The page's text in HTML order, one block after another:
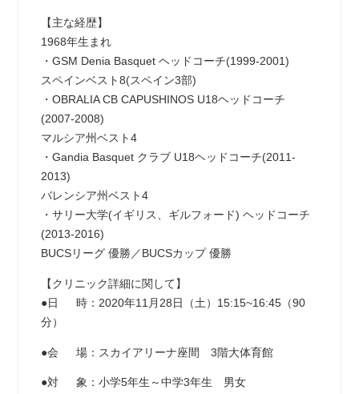
【主な経歴】
1968年生まれ
・GSM Denia Basquet ヘッドコーチ(1999-2001)
スペインベスト8(スペイン3部)
・OBRALIA CB CAPUSHINOS U18ヘッドコーチ
(2007-2008)
マルシア州ベスト4
・Gandia Basquet クラブ U18ヘッドコーチ(2011-
2013)
バレンシア州ベスト4
・サリー大学(イギリス、ギルフォード) ヘッドコーチ
(2013-2016)
BUCSリーグ 優勝／BUCSカップ 優勝
【クリニック詳細に関して】
●日 時：2020年11月28日（土）15:15~16:45（90
分）
●会 場：スカイアリーナ座間 3階大体育館
●対 象：小学5年生～中学3年生 男女